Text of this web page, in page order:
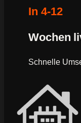
In 4-12
Wochen
Schnelle